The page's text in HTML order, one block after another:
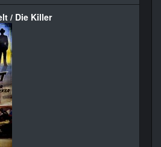
/ Die Killer